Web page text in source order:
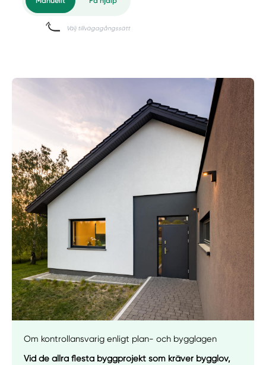
Manuellt Få hjälp
Välj tillvägagångssätt
Om kontrollansvarig enligt plan- och bygglagen
Vid de allra flesta byggprojekt som kräver bygglov,